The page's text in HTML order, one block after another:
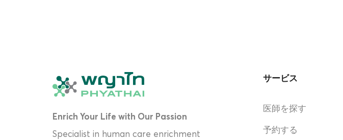
Enrich Your Life with Our Passion
Specialist in human care enrichment
サービス
医師を探す
予約する